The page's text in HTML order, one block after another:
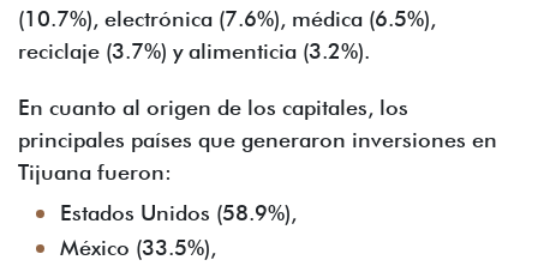
(10.7%), electrónica (7.6%), médica (6.5%),
reciclaje (3.7%) y alimenticia (3.2%).
En cuanto al origen de los capitales, los
principales países que generaron inversiones en
Tijuana fueron:
Estados Unidos (58.9%),
México (33.5%),